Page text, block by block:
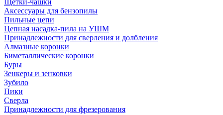
Щетки-чашки
Аксессуары для бензопилы
Пильные цепи
Цепная насадка-пила на УШМ
Принадлежности для сверления и долбления
Алмазные коронки
Биметаллические коронки
Буры
Зенкеры и зенковки
Зубило
Пики
Сверла
Принадлежности для фрезерования